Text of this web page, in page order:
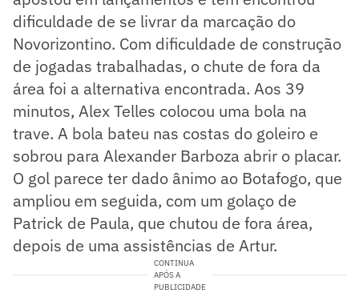
dificuldade de se livrar da marcação do
Novorizontino. Com dificuldade de construção
de jogadas trabalhadas, o chute de fora da
área foi a alternativa encontrada. Aos 39
minutos, Alex Telles colocou uma bola na
trave. A bola bateu nas costas do goleiro e
sobrou para Alexander Barboza abrir o placar.
O gol parece ter dado ânimo ao Botafogo, que
ampliou em seguida, com um golaço de
Patrick de Paula, que chutou de fora área,
depois de uma assistências de Artur.
CONTINUA
APÓS A
PUBLICIDADE